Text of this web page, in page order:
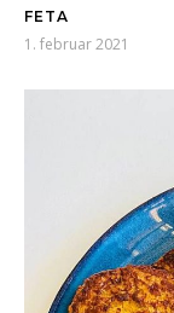
FETA
1. februar 2021